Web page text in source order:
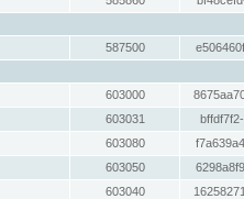
587500
603000
603031
603080
603050
603040